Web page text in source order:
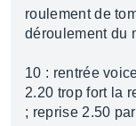
roulement de
déroulement du
10 : rentrée
2.20 trop fort la
; reprise 2.50